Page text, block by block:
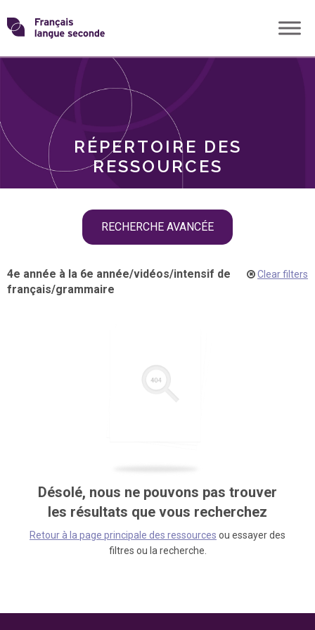
Skip
toTransformons
langue
RÉPERTOIRE DES
RESSOURCES
RECHERCHE AVANCÉE
THÈMES
4e année à la 6e année/vidéos/intensif de
français/grammaire
Clear filters
Désolé, nous ne pouvons pas trouver
les résultats que vous recherchez
Retour à la page principale des ressources ou essayer des
filtres ou la recherche.